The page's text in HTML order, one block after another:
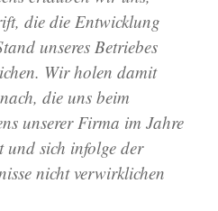
die die Entwicklung
unseres Betriebes
Wir holen damit
die uns beim
unserer Firma im Jahre
und sich infolge der
nicht verwirklichen